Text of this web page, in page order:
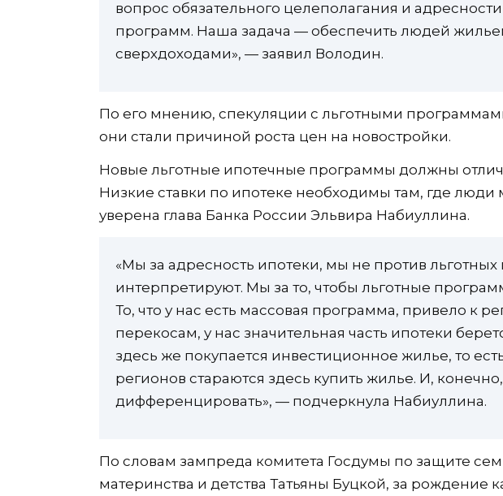
вопрос обязательного целеполагания и
программ. Наша задача — обеспечить людей
сверхдоходами», — заявил Володин.
По его мнению, спекуляции с льготными
они стали причиной роста цен на новостройки.
Новые льготные ипотечные программы должны
Низкие ставки по ипотеке необходимы там, где люди
уверена глава Банка России Эльвира Набиуллина.
«Мы за адресность ипотеки, мы не против льготных
интерпретируют. Мы за то, чтобы льготные
То, что у нас есть массовая программа, привело к
перекосам, у нас значительная часть ипотеки
здесь же покупается инвестиционное жилье, то
регионов стараются здесь купить жилье. И,
дифференцировать», — подчеркнула Набиуллина.
По словам зампреда комитета Госдумы по защите
материнства и детства Татьяны Буцкой, за рождение